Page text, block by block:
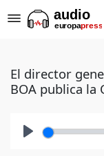
El director
BOA publica la